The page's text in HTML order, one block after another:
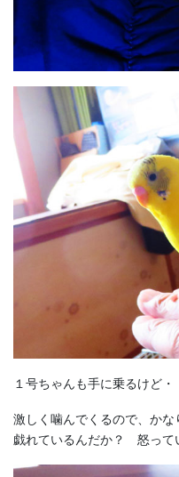
１号ちゃんも手に乗るけど・
激しく噛んでくるので、かな
戯れているんだか？ 怒って